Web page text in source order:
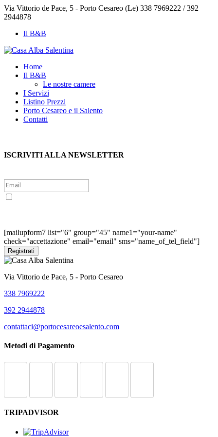
Via Vittorio de Pace, 5 - Porto Cesareo (Le) 338 7969222 / 392
2944878
Il B&B
Home
Il B&B
Le nostre camere
I Servizi
Listino Prezzi
Porto Cesareo e il Salento
Contatti
ISCRIVITI ALLA NEWSLETTER
[mailupform7 list="6" group="45" name1="your-name"
check="accettazione" email="email" sms="name_of_tel_field"]
Via Vittorio de Pace, 5 - Porto Cesareo
338 7969222
392 2944878
contattaci@portocesareoesalento.com
Metodi di Pagamento
TRIPADVISOR